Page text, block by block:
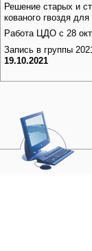
Решение старых и
кованого гвоздя
Работа ЦДО с 28
Запись в группы
19.10.2021